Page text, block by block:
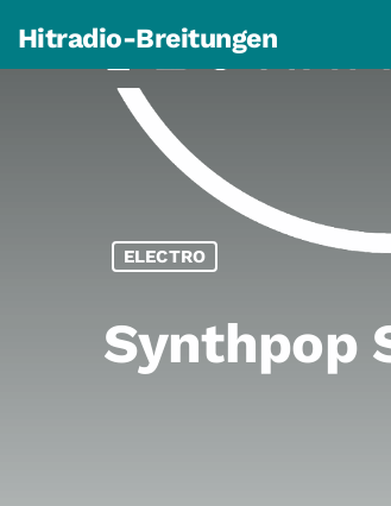
Hitradio-Breitungen
ELECTRO
Synthpop